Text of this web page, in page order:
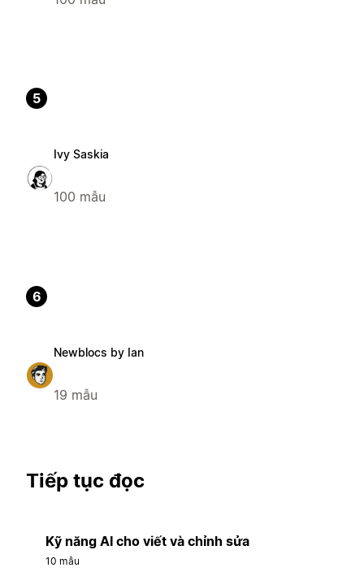
5
Ivy Saskia
100 mẫu
6
Newblocs by Ian
19 mẫu
Tiếp tục đọc
Kỹ năng AI cho viết và chỉnh sửa
10 mẫu